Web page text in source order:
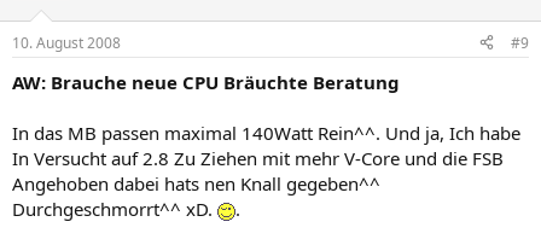
10. August 2008 #9
AW: Brauche neue CPU Bräuchte Beratung
In das MB passen maximal 140Watt Rein^^. Und ja, Ich habe
In Versucht auf 2.8 Zu Ziehen mit mehr V-Core und die FSB
Angehoben dabei hats nen Knall gegeben^^
Durchgeschmorrt^^ xD.
.